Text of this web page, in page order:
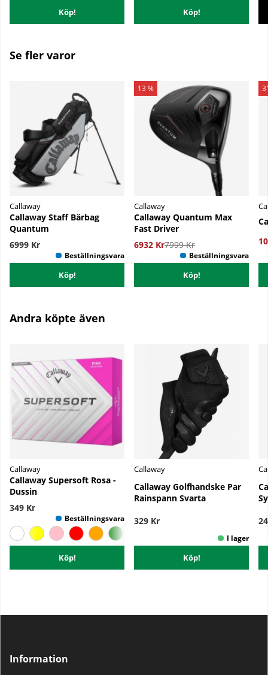
Köp! Köp!
Se fler varor
Callaway
Callaway Staff Bärbag
Quantum
6999 Kr
Köp!
13 %
Callaway
Callaway Quantum Max
Fast Driver
6932 Kr7999 Kr
Köp!
Andra köpte även
Callaway
Callaway Supersoft Rosa -
Dussin
349 Kr
Köp!
Callaway
Callaway Golfhandske Par
Rainspann Svarta
329 Kr
Köp!
Information